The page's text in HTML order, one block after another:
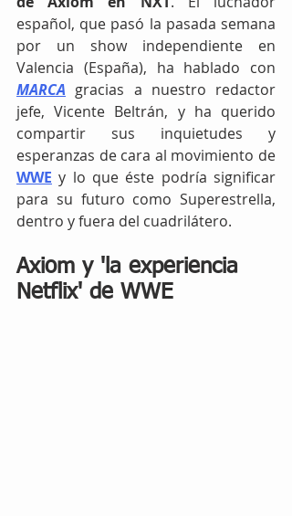
español, que pasó la pasada semana
por un show independiente en
MARCA gracias a nuestro redactor
jefe, Vicente Beltrán, y ha querido
compartir sus inquietudes y
WWE y lo que éste podría significar
para su futuro como Superestrella,
dentro y fuera del cuadrilátero.
Axiom y 'la experiencia
Netflix' de WWE